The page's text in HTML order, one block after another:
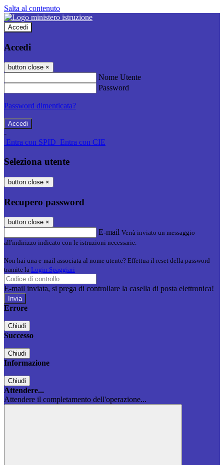
Salta al contenuto
Accedi
Accedi
button close ×
Nome Utente
Password
Password dimenticata?
-
Entra con SPID Entra con CIE
Seleziona utente
button close ×
Recupero password
button close ×
E-mail Verrà inviato un messaggio
all'indirizzo indicato con le istruzioni necessarie.
Non hai una e-mail associata al nome utente? Effettua il reset della password
tramite la Login Spaggiari
E-mail inviata, si prega di controllare la casella di posta elettronica!
Errore
Chiudi
Successo
Chiudi
Informazione
Chiudi
Attendere...
Attendere il completamento dell'operazione...